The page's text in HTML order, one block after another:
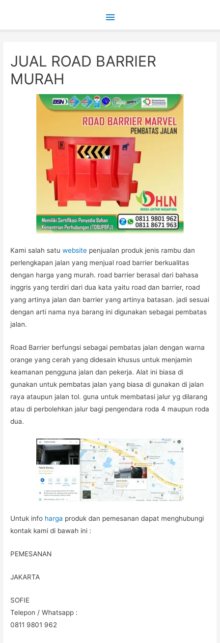
Main
JUAL ROAD BARRIER
MURAH
Kami salah satuwebsite penjualan produk jenis rambu dan
perlengkapan jalan yang menjual road barrier berkualitas
dengan harga yang murah. road barrier berasal dari bahasa
inggris yang terdiri dari dua kata yaitu road dan barrier, road
yang artinya jalan dan barrier yang artinya batasan. jadi sesuai
dengan arti nama nya barang ini digunakan sebagai pembatas
jalan.
Road Barrier berfungsi sebagai pembatas jalan dengan warna
orange yang cerah yang didesain khusus untuk menjamin
keamanan pengguna jalan dan pekerja. Alat ini biasa di
gunakan untuk pembatas jalan yang biasa di gunakan di jalan
raya ataupun jalan tol. guna untuk membatasi jalur yg dilarang
atau di perbolehkan jalur bagi pengendara roda 4 maupun roda
dua.
Untuk info harga produk dan pemesanan dapat menghubungi
kontak kami di bawah ini :
PEMESANAN
JAKARTA
SOFIE
Telepon / Whatsapp :
0811 9801 962